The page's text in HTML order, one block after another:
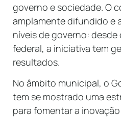
governo e sociedade. O
amplamente difundido e
níveis de governo:
federal, a iniciativa tem
resultados.
No âmbito municipal, o
tem se mostrado uma
para fomentar a